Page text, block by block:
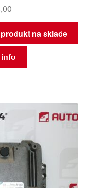
na sklade